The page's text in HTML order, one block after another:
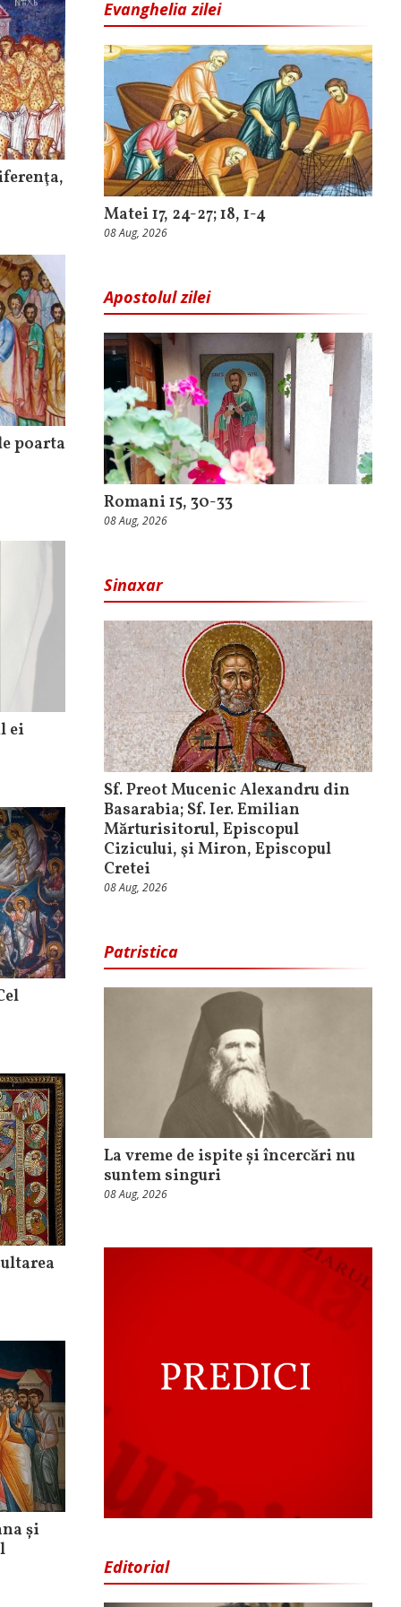
poarta
ei
și
Evanghelia zilei
Matei 17, 24-27; 18, 1-4
08 Aug, 2026
Apostolul zilei
Romani 15, 30-33
08 Aug, 2026
Sinaxar
Sf. Preot Mucenic Alexandru din
Basarabia; Sf. Ier. Emilian
Mărturisitorul, Episcopul
Cizicului, şi Miron, Episcopul
Cretei
08 Aug, 2026
Patristica
La vreme de ispite și încercări nu
suntem singuri
08 Aug, 2026
Editorial